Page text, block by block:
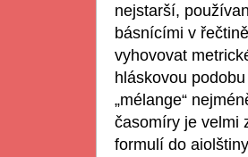
nejstarší,
básnícími v
vyhovovat
hláskovou
„mélange“
časomíry je velmi
formulí do